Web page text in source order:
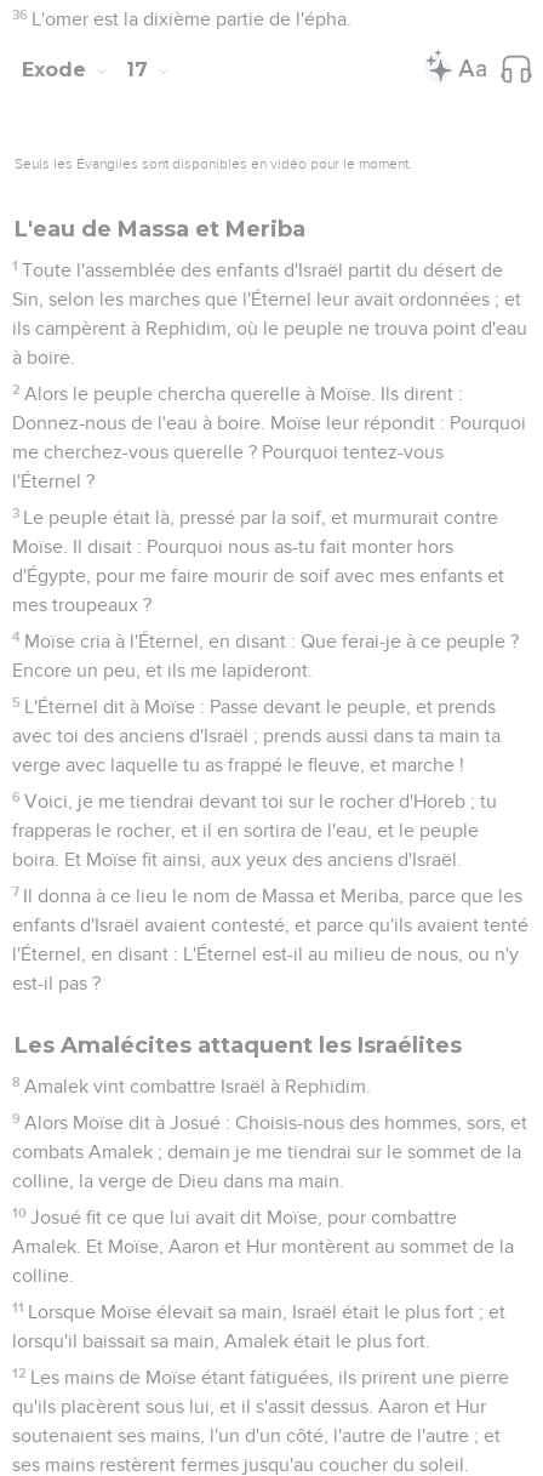
36 L'omer est la dixième partie de l'épha.
Exode 17
Seuls les Évangiles sont disponibles en vidéo pour le moment.
L'eau de Massa et Meriba
1 Toute l'assemblée des enfants d'Israël partit du désert de
Sin, selon les marches que l'Éternel leur avait ordonnées ; et
ils campèrent à Rephidim, où le peuple ne trouva point d'eau
à boire.
2 Alors le peuple chercha querelle à Moïse. Ils dirent :
Donnez-nous de l'eau à boire. Moïse leur répondit : Pourquoi
me cherchez-vous querelle ? Pourquoi tentez-vous
l'Éternel ?
3 Le peuple était là, pressé par la soif, et murmurait contre
Moïse. Il disait : Pourquoi nous as-tu fait monter hors
d'Égypte, pour me faire mourir de soif avec mes enfants et
mes troupeaux ?
4 Moïse cria à l'Éternel, en disant : Que ferai-je à ce peuple ?
Encore un peu, et ils me lapideront.
5 L'Éternel dit à Moïse : Passe devant le peuple, et prends
avec toi des anciens d'Israël ; prends aussi dans ta main ta
verge avec laquelle tu as frappé le fleuve, et marche !
6 Voici, je me tiendrai devant toi sur le rocher d'Horeb ; tu
frapperas le rocher, et il en sortira de l'eau, et le peuple
boira. Et Moïse fit ainsi, aux yeux des anciens d'Israël.
7 Il donna à ce lieu le nom de Massa et Meriba, parce que les
enfants d'Israël avaient contesté, et parce qu'ils avaient tenté
l'Éternel, en disant : L'Éternel est-il au milieu de nous, ou n'y
est-il pas ?
Les Amalécites attaquent les Israélites
8 Amalek vint combattre Israël à Rephidim.
9 Alors Moïse dit à Josué : Choisis-nous des hommes, sors, et
combats Amalek ; demain je me tiendrai sur le sommet de la
colline, la verge de Dieu dans ma main.
10 Josué fit ce que lui avait dit Moïse, pour combattre
Amalek. Et Moïse, Aaron et Hur montèrent au sommet de la
colline.
11 Lorsque Moïse élevait sa main, Israël était le plus fort ; et
lorsqu'il baissait sa main, Amalek était le plus fort.
12 Les mains de Moïse étant fatiguées, ils prirent une pierre
qu'ils placèrent sous lui, et il s'assit dessus. Aaron et Hur
soutenaient ses mains, l'un d'un côté, l'autre de l'autre ; et
ses mains restèrent fermes jusqu'au coucher du soleil.